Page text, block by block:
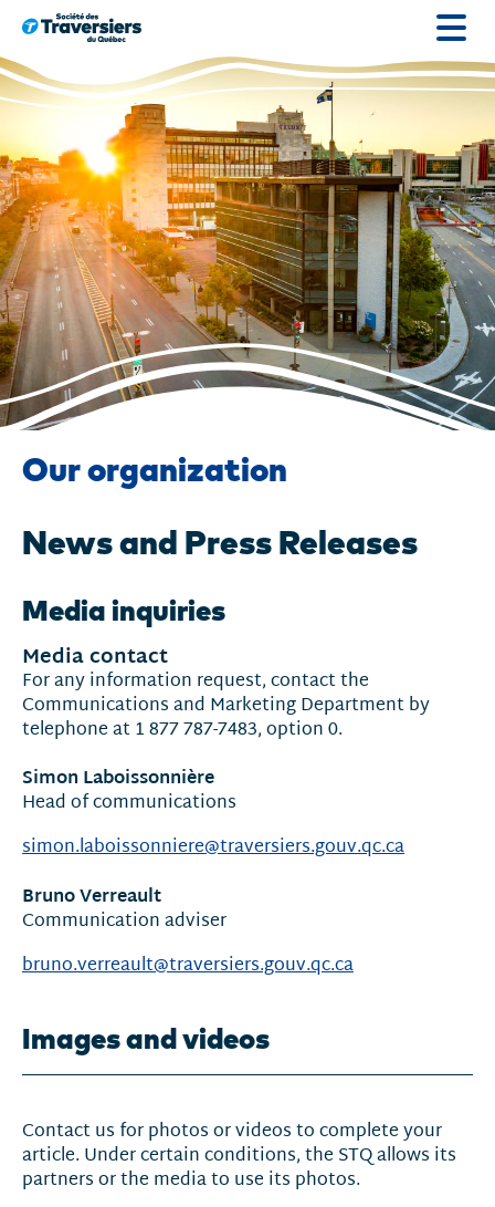
to
content
Our organization
News and Press Releases
Media inquiries
Media contact
For any information request, contact the
Communications and Marketing Department by
telephone at 1 877 787-7483, option 0.
Simon Laboissonnière
Head of communications
simon.laboissonniere@traversiers.gouv.qc.ca
Bruno Verreault
Communication adviser
bruno.verreault@traversiers.gouv.qc.ca
Images and videos
Contact us for photos or videos to complete your
article. Under certain conditions, the STQ allows its
partners or the media to use its photos.